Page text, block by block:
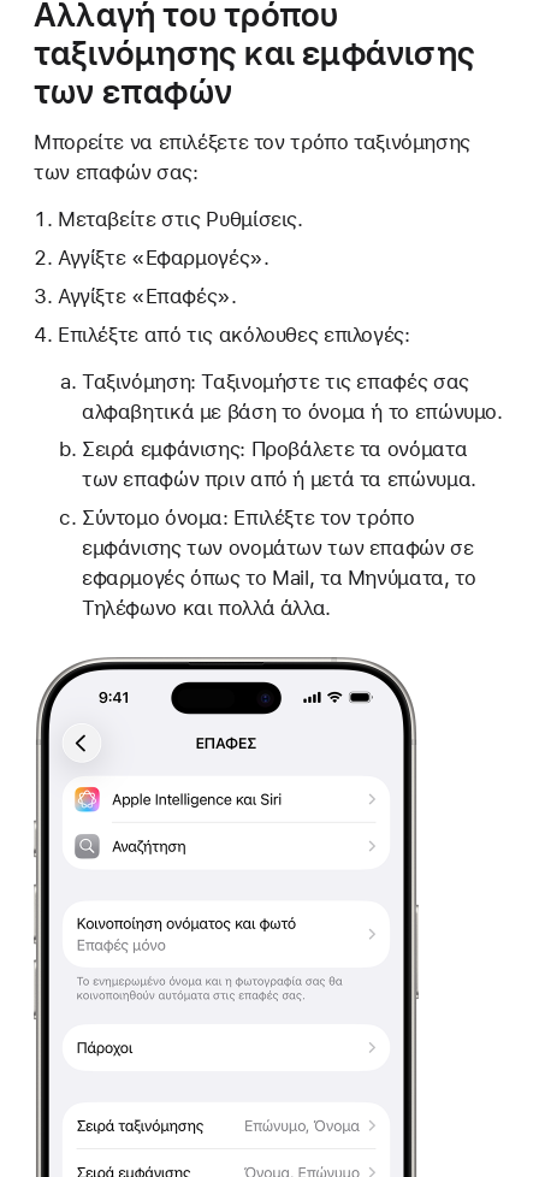
Αλλαγή του τρόπου
ταξινόμησης και εμφάνισης
των επαφών
Μπορείτε να επιλέξετε τον τρόπο ταξινόμησης
των επαφών σας:
Μεταβείτε στις Ρυθμίσεις.
Αγγίξτε «Εφαρμογές».
Αγγίξτε «Επαφές».
Επιλέξτε από τις ακόλουθες επιλογές:
Ταξινόμηση: Ταξινομήστε τις επαφές σας
αλφαβητικά με βάση το όνομα ή το επώνυμο.
Σειρά εμφάνισης: Προβάλετε τα ονόματα
των επαφών πριν από ή μετά τα επώνυμα.
Σύντομο όνομα: Επιλέξτε τον τρόπο
εμφάνισης των ονομάτων των επαφών σε
εφαρμογές όπως το Mail, τα Μηνύματα, το
Τηλέφωνο και πολλά άλλα.